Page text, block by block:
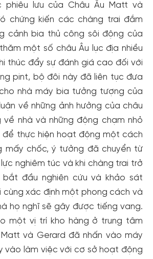
phiêu lưu của Châu Âu Matt và
chứng kiến ​​các chàng trai đắm
cảnh bia thủ công sôi động của
một số châu Âu lục địa nhiều
thúc đẩy sự đánh giá cao đối với
pint, bộ đôi này đã liên tục đưa
nhà máy bia tưởng tượng của
về những ảnh hưởng của châu
về nhà và những động chạm nhỏ
để thực hiện hoạt động một cách
mấy chốc, ý tưởng đã chuyển từ
nghiêm túc và khi chàng trai trở
bắt đầu nghiên cứu và khảo sát
cùng xác định một phong cách và
họ nghĩ sẽ gây được tiếng vang.
một vị trí kho hàng ở trung tâm
và Gerard đã nhấn vào máy
làm việc với cơ sở hoạt động
nhanh - nhận nhiều ưu
đãi!